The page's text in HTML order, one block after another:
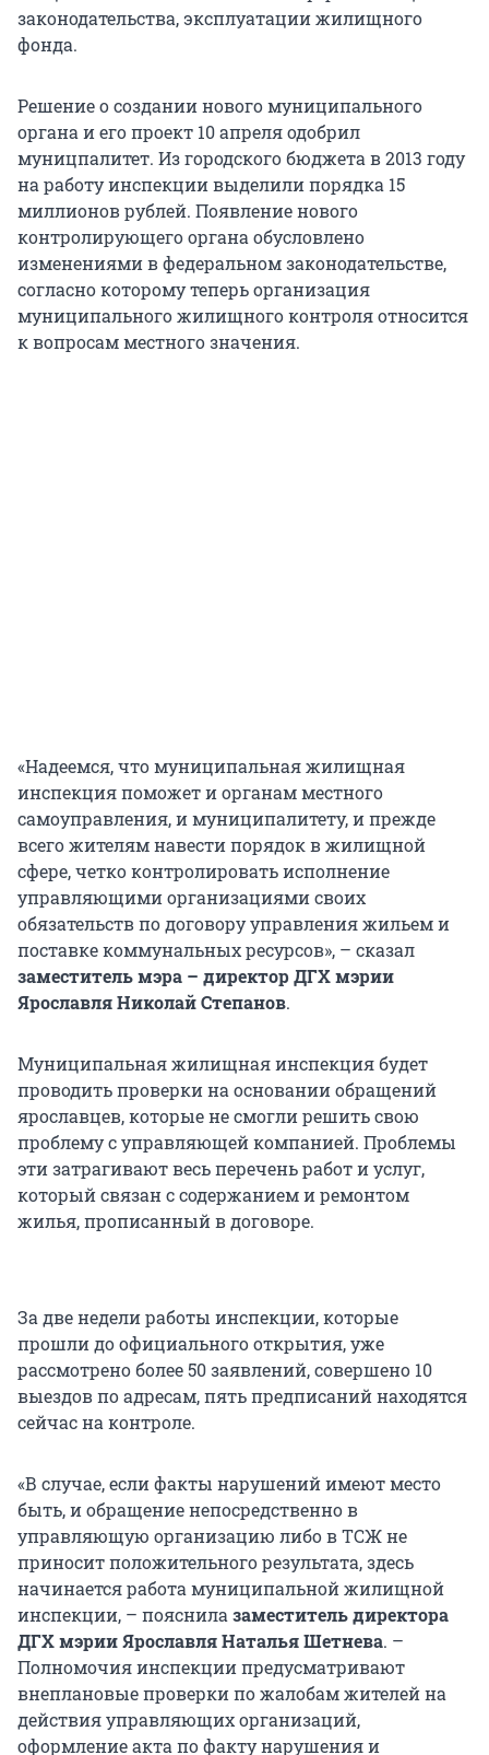
законодательства, эксплуатации жилищного
фонда.
Решение о создании нового муниципального
органа и его проект 10 апреля одобрил
муницпалитет. Из городского бюджета в 2013 году
на работу инспекции выделили порядка 15
миллионов рублей. Появление нового
контролирующего органа обусловлено
изменениями в федеральном законодательстве,
согласно которому теперь организация
муниципального жилищного контроля относится
к вопросам местного значения.
«Надеемся, что муниципальная жилищная
инспекция поможет и органам местного
самоуправления, и муниципалитету, и прежде
всего жителям навести порядок в жилищной
сфере, четко контролировать исполнение
управляющими организациями своих
обязательств по договору управления жильем и
поставке коммунальных ресурсов», – сказал
заместитель мэра – директор ДГХ мэрии
Ярославля Николай Степанов.
Муниципальная жилищная инспекция будет
проводить проверки на основании обращений
ярославцев, которые не смогли решить свою
проблему с управляющей компанией. Проблемы
эти затрагивают весь перечень работ и услуг,
который связан с содержанием и ремонтом
жилья, прописанный в договоре.
За две недели работы инспекции, которые
прошли до официального открытия, уже
рассмотрено более 50 заявлений, совершено 10
выездов по адресам, пять предписаний находятся
сейчас на контроле.
«В случае, если факты нарушений имеют место
быть, и обращение непосредственно в
управляющую организацию либо в ТСЖ не
приносит положительного результата, здесь
начинается работа муниципальной жилищной
инспекции, – пояснила заместитель директора
ДГХ мэрии Ярославля Наталья Шетнева. –
Полномочия инспекции предусматривают
внеплановые проверки по жалобам жителей на
действия управляющих организаций,
оформление акта по факту нарушения и